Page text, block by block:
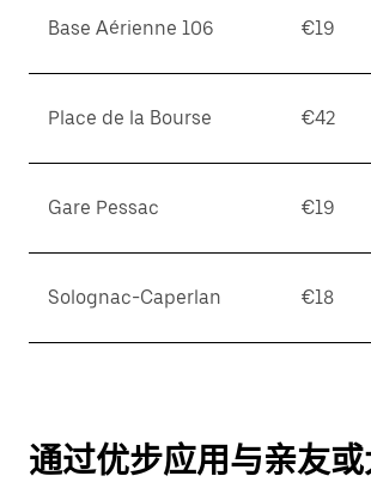
Base Aérienne 106 €19
Place de la Bourse €42
Gare Pessac €19
Solognac-Caperlan €18
通过优步应用与亲友